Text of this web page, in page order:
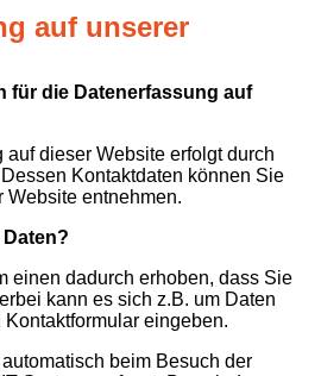
auf unserer
für die Datenerfassung auf
auf dieser Website erfolgt durch
Kontaktdaten können Sie
Website entnehmen.
einen dadurch erhoben, dass Sie
kann es sich z.B. um Daten
eingeben.
beim Besuch der